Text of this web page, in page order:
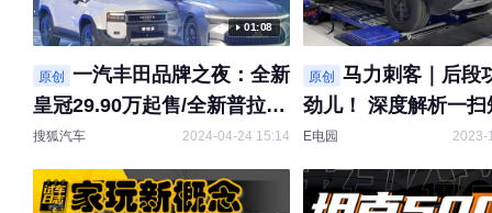
01:08
原创
一汽丰田品牌之夜：全新
皇冠29.90万起售/全新普拉多
45.98万起售
搜狐汽车 2024-04-24 15:14
原创
马力刺客｜后段
劲儿！ 深度解析一扫
比亚迪DMO平台
E电园 2023-